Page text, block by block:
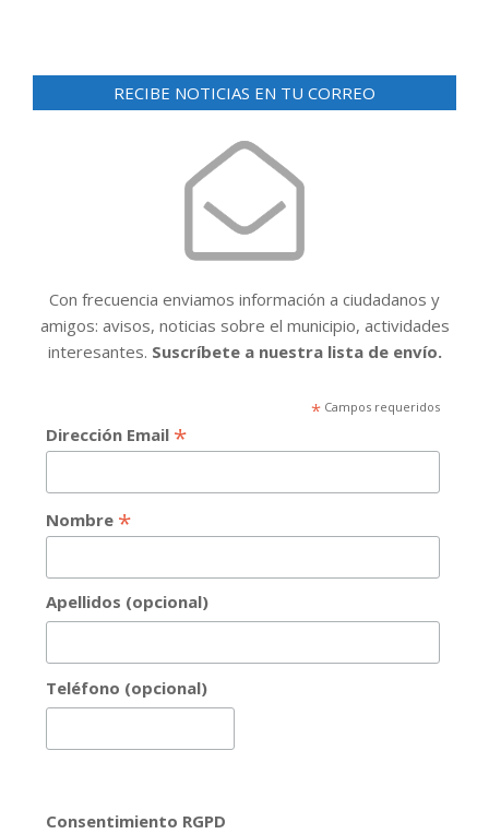
RECIBE NOTICIAS EN TU CORREO
Con frecuencia enviamos información a ciudadanos y
amigos: avisos, noticias sobre el municipio, actividades
interesantes. Suscríbete a nuestra lista de envío.
*Campos requeridos
Dirección Email *
Nombre *
Apellidos (opcional)
Teléfono (opcional)
Consentimiento RGPD